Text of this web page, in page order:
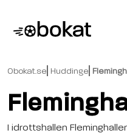
Obokat.se Huddinge
I idrottshallen